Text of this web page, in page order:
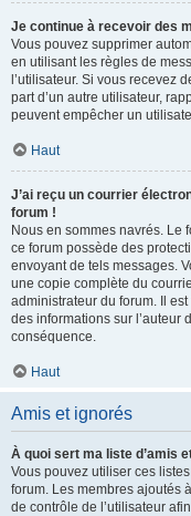
Je continue à recevoir des
Vous pouvez supprimer
en utilisant les règles de
l’utilisateur. Si vous recevez
part d’un autre utilisateur,
peuvent empêcher un
Haut
J’ai reçu un courrier
forum !
Nous en sommes navrés. Le
ce forum possède des
envoyant de tels messages.
une copie complète du
administrateur du forum. Il
des informations sur l’auteur
conséquence.
Haut
Amis et ignorés
À quoi sert ma liste d’amis
Vous pouvez utiliser ces
forum. Les membres ajoutés
de contrôle de l’utilisateur